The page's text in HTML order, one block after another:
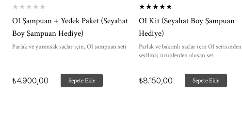
★ ★ ★ ★ ★
OI Şampuan + Yedek Paket (Seyahat
Boy Şampuan Hediye)
Parlak ve yumuşak saçlar için, OI şampuan seti
₺4.900,00 Sepete Ekle
★★★★★
OI Kit (Seyahat Boy Şampuan
Hediye)
Parlak ve bakımlı saçlar için OI serisinden
seçilmiş ürünlerden oluşan set.
₺8.150,00 Sepete Ekle